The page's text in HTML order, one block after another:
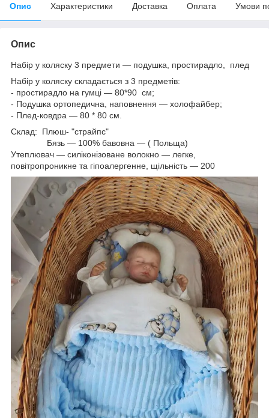
Опис Характеристики Доставка Оплата Умови
Опис
Набір у коляску 3 предмети — подушка, простирадло, плед
Набір у коляску складається з 3 предметів:
- простирадло на гумці — 80*90 см;
- Подушка ортопедична, наповнення — холофайбер;
- Плед-ковдра — 80 * 80 см.
Склад: Плюш- "страйпс"
Бязь — 100% бавовна — ( Польща)
Утеплювач — силіконізоване волокно — легке,
повітропроникне та гіпоалергенне, щільність — 200